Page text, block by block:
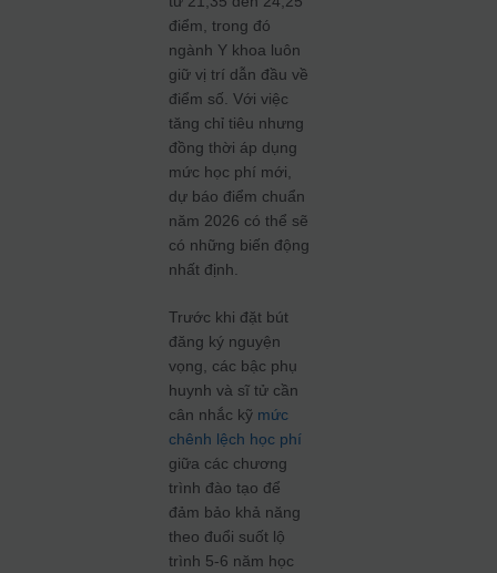
điểm, trong đó
ngành Y khoa luôn
giữ vị trí dẫn đầu về
điểm số. Với việc
tăng chỉ tiêu nhưng
đồng thời áp dụng
mức học phí mới,
dự báo điểm chuẩn
năm 2026 có thể sẽ
có những biến động
nhất định.
Trước khi đặt bút
đăng ký nguyện
vọng, các bậc phụ
huynh và sĩ tử cần
cân nhắc kỹ mức
chênh lệch học phí
giữa các chương
trình đào tạo để
đảm bảo khả năng
theo đuổi suốt lộ
trình 5-6 năm học